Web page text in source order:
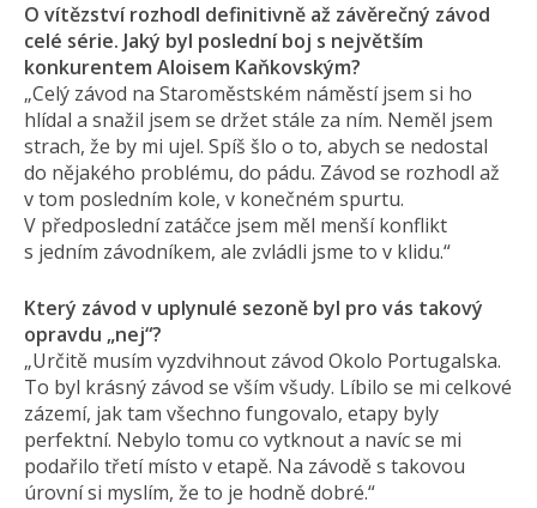
O vítězství rozhodl definitivně až závěrečný závod
celé série. Jaký byl poslední boj s největším
konkurentem Aloisem Kaňkovským?
„Celý závod na Staroměstském náměstí jsem si ho
hlídal a snažil jsem se držet stále za ním. Neměl jsem
strach, že by mi ujel. Spíš šlo o to, abych se nedostal
do nějakého problému, do pádu. Závod se rozhodl až
v tom posledním kole, v konečném spurtu.
V předposlední zatáčce jsem měl menší konflikt
s jedním závodníkem, ale zvládli jsme to v klidu.“
Který závod v uplynulé sezoně byl pro vás takový
opravdu „nej“?
„Určitě musím vyzdvihnout závod Okolo Portugalska.
To byl krásný závod se vším všudy. Líbilo se mi celkové
zázemí, jak tam všechno fungovalo, etapy byly
perfektní. Nebylo tomu co vytknout a navíc se mi
podařilo třetí místo v etapě. Na závodě s takovou
úrovní si myslím, že to je hodně dobré.“